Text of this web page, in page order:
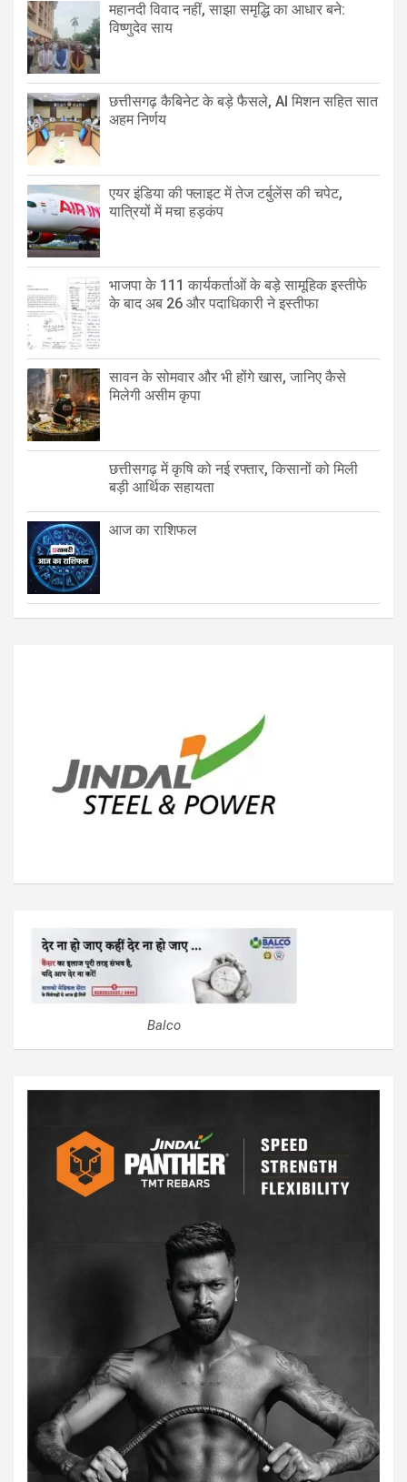
महानदी विवाद नहीं, साझा समृद्धि का आधार बने:
विष्णुदेव साय
छत्तीसगढ़ कैबिनेट के बड़े फैसले, AI मिशन सहित सात
अहम निर्णय
एयर इंडिया की फ्लाइट में तेज टर्बुलेंस की चपेट,
यात्रियों में मचा हड़कंप
भाजपा के 111 कार्यकर्ताओं के बड़े सामूहिक इस्तीफे
के बाद अब 26 और पदाधिकारी ने इस्तीफा
सावन के सोमवार और भी होंगे खास, जानिए कैसे
मिलेगी असीम कृपा
छत्तीसगढ़ में कृषि को नई रफ्तार, किसानों को मिली
बड़ी आर्थिक सहायता
आज का राशिफल
Balco